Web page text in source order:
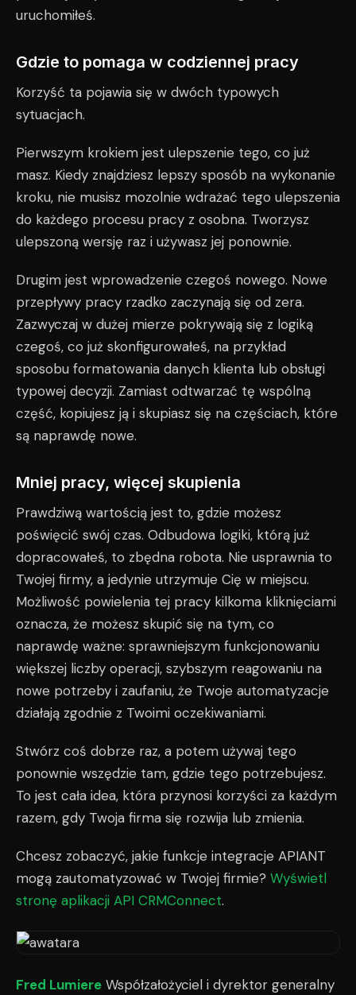
uruchomiłeś.
Gdzie to pomaga w codziennej pracy
Korzyść ta pojawia się w dwóch typowych
sytuacjach.
Pierwszym krokiem jest ulepszenie tego, co już
masz. Kiedy znajdziesz lepszy sposób na wykonanie
kroku, nie musisz mozolnie wdrażać tego ulepszenia
do każdego procesu pracy z osobna. Tworzysz
ulepszoną wersję raz i używasz jej ponownie.
Drugim jest wprowadzenie czegoś nowego. Nowe
przepływy pracy rzadko zaczynają się od zera.
Zazwyczaj w dużej mierze pokrywają się z logiką
czegoś, co już skonfigurowałeś, na przykład
sposobu formatowania danych klienta lub obsługi
typowej decyzji. Zamiast odtwarzać tę wspólną
część, kopiujesz ją i skupiasz się na częściach, które
są naprawdę nowe.
Mniej pracy, więcej skupienia
Prawdziwą wartością jest to, gdzie możesz
poświęcić swój czas. Odbudowa logiki, którą już
dopracowałeś, to zbędna robota. Nie usprawnia to
Twojej firmy, a jedynie utrzymuje Cię w miejscu.
Możliwość powielenia tej pracy kilkoma kliknięciami
oznacza, że możesz skupić się na tym, co
naprawdę ważne: sprawniejszym funkcjonowaniu
większej liczby operacji, szybszym reagowaniu na
nowe potrzeby i zaufaniu, że Twoje automatyzacje
działają zgodnie z Twoimi oczekiwaniami.
Stwórz coś dobrze raz, a potem używaj tego
ponownie wszędzie tam, gdzie tego potrzebujesz.
To jest cała idea, która przynosi korzyści za każdym
razem, gdy Twoja firma się rozwija lub zmienia.
Chcesz zobaczyć, jakie funkcje integracje APIANT
mogą zautomatyzować w Twojej firmie? Wyświetl
stronę aplikacji API CRMConnect.
Fred Lumiere Współzałożyciel i dyrektor generalny